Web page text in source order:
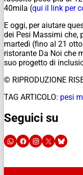
40mila (qui il link per
E oggi, per aiutare
dei Pesi Massimi che,
martedì (fino al 21
ristorante Da Noi che
suo progetto di
© RIPRODUZIONE
TAG ARTICOLO: pesi
Seguici su